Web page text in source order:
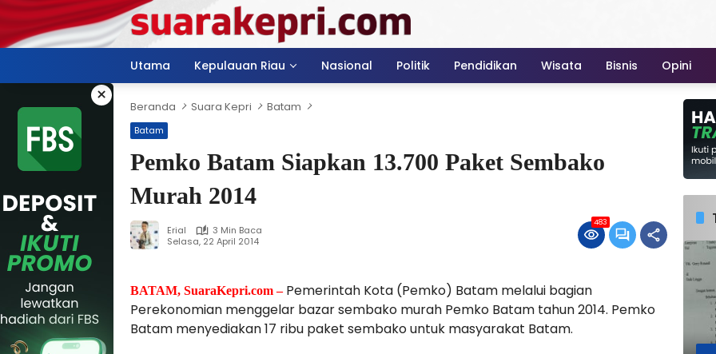
Langsung
konten
Utama
Kepulauan Riau Nasional Politik Pendidikan Wisata Bisnis Opini
× Beranda Suara Kepri Batam
Batam
Pemko Batam Siapkan 13.700 Paket Sembako
Murah 2014
Erial
3 Min Baca
Selasa, 22 April 2014
483
BATAM, SuaraKepri.com – Pemerintah Kota (Pemko) Batam melalui bagian
Perekonomian menggelar bazar sembako murah Pemko Batam tahun 2014. Pemko
Batam menyediakan 17 ribu paket sembako untuk masyarakat Batam.